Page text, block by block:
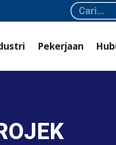
Search:
Pekerjaan